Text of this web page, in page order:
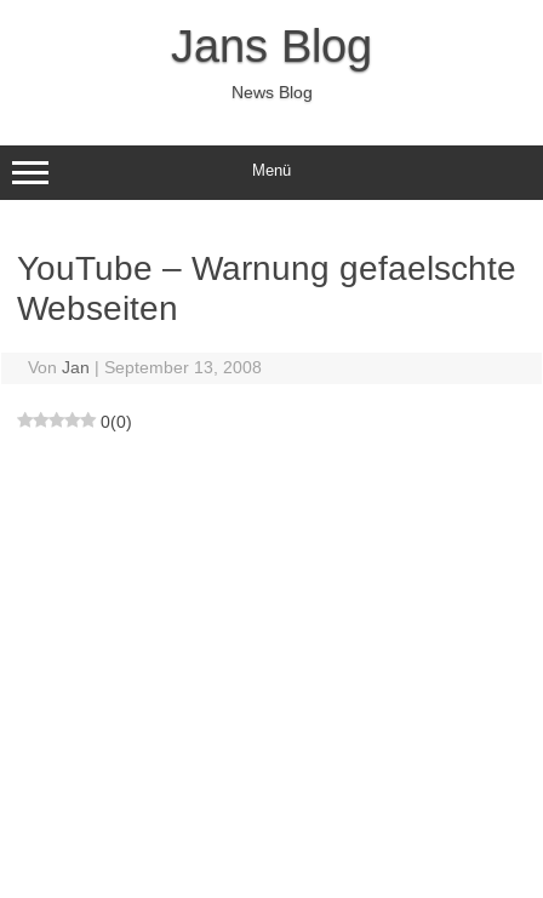
Jans Blog
News Blog
Menü
YouTube – Warnung gefaelschte
Webseiten
Von Jan | September 13, 2008
0(0)